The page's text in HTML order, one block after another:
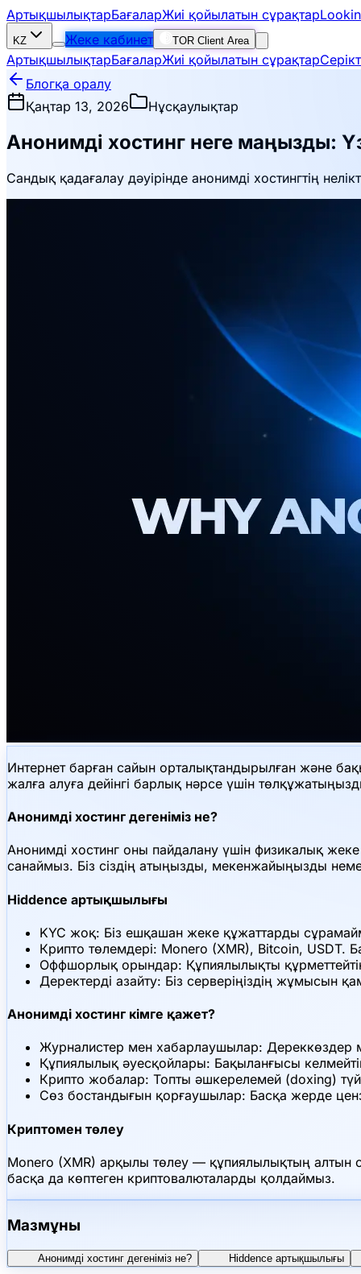
АртықшылықтарБағаларЖиі қойылатын сұрақтар
KZ Жеке кабинет TOR Client Area
АртықшылықтарБағаларЖиі қойылатын сұрақтар
Блогқа оралу
Қаңтар 13, 2026
Нұсқаулықтар
Анонимді хостинг неге маңызды:
Сандық қадағалау дәуірінде анонимді хостингтің
Интернет барған сайын орталықтандырылған және
жалға алуға дейінгі барлық нәрсе үшін
Анонимді хостинг дегеніміз не?
Анонимді хостинг оны пайдалану үшін физикалық
санаймыз. Біз сіздің атыңызды, мекенжайыңызды
Hiddence артықшылығы
KYC жоқ: Біз ешқашан жеке құжаттарды
Крипто төлемдері: Monero (XMR), Bitcoin, USDT.
Оффшорлық орындар: Құпиялылықты
Деректерді азайту: Біз серверіңіздің жұмысын
Анонимді хостинг кімге қажет?
Журналистер мен хабарлаушылар: Дереккөздер
Құпиялылық әуесқойлары: Бақыланғысы
Крипто жобалар: Топты әшкерелемей (doxing)
Сөз бостандығын қорғаушылар: Басқа жерде
Криптомен төлеу
Monero (XMR) арқылы төлеу — құпиялылықтың алтын
басқа да көптеген криптовалюталарды қолдаймыз.
Мазмұны
Анонимді хостинг дегеніміз не? Hiddence артықшылығы